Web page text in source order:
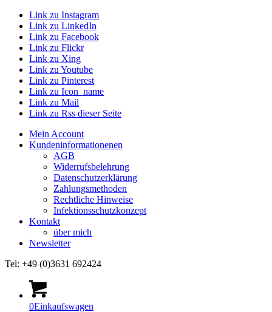
Link zu Instagram
Link zu LinkedIn
Link zu Facebook
Link zu Flickr
Link zu Xing
Link zu Youtube
Link zu Pinterest
Link zu Icon_name
Link zu Mail
Link zu Rss dieser Seite
Mein Account
Kundeninformationenen
AGB
Widerrufsbelehrung
Datenschutzerklärung
Zahlungsmethoden
Rechtliche Hinweise
Infektionsschutzkonzept
Kontakt
über mich
Newsletter
Tel: +49 (0)3631 692424
0Einkaufswagen